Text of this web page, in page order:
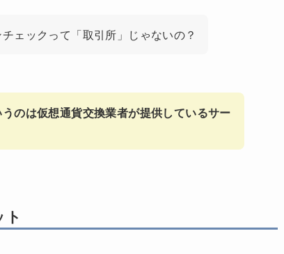
ェックって「取引所」じゃないの？
うのは仮想通貨交換業者が提供しているサー